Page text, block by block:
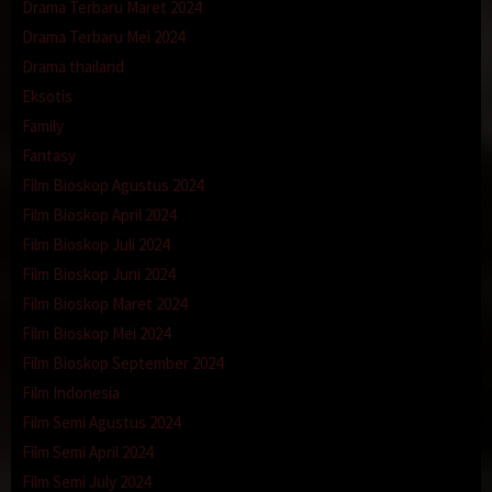
film dan cerita2 temen2)
saat saya terpejam begitu lama2 dia berani menjulurkan lidahnya
ke leher saya waktu itu, semula saya mau menghindar tapi tak
kuasa untuk menghindarinya dan mencoba untuk menikmatinya,
agak geli karena berkumis tapi lucunya posisi dia mendongkak ke
atas karena saya lebih jangkung dari dia dan agak berjinjit kakinya
dan dia menjilati leher kebawah lalu pundak dan akhirnya di dada,
ini lebih nikmat rasanya ketimbang pake tangan dan ga sadar saya
Drama Terbaru Maret 2024
Drama Terbaru Mei 2024
Drama thailand
Eksotis
Family
Fantasy
Film Bioskop Agustus 2024
Film Bioskop April 2024
Film Bioskop Juli 2024
Film Bioskop Juni 2024
Film Bioskop Maret 2024
Film Bioskop Mei 2024
Film Bioskop September 2024
Film Indonesia
Film Semi Agustus 2024
Film Semi April 2024
Film Semi July 2024